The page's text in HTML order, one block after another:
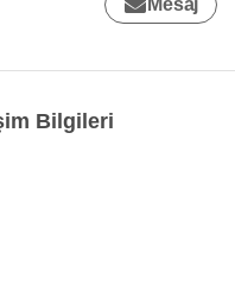
Mesaj
Bilgileri